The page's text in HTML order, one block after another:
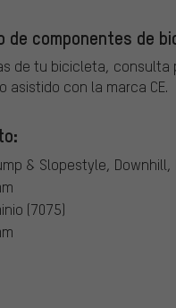
de componentes de
de tu bicicleta, consulta
con la marca CE.
& Slopestyle, Downhill,
(7075)